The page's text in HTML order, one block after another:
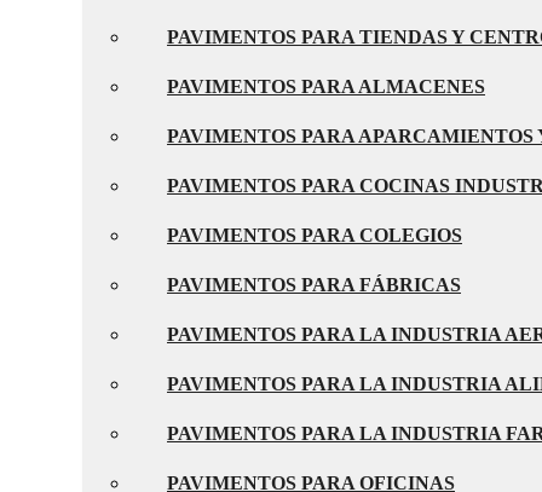
PAVIMENTOS PARA TIENDAS Y
PAVIMENTOS PARA ALMACENES
PAVIMENTOS PARA APARCAMIENTOS
PAVIMENTOS PARA COCINAS
PAVIMENTOS PARA COLEGIOS
PAVIMENTOS PARA FÁBRICAS
PAVIMENTOS PARA LA INDUSTRIA
PAVIMENTOS PARA LA INDUSTRIA
PAVIMENTOS PARA LA INDUSTRIA
PAVIMENTOS PARA OFICINAS